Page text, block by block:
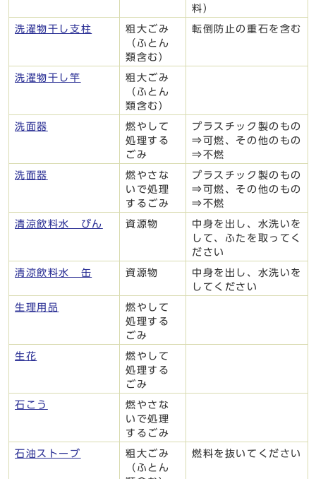
料）
洗濯物干し支柱
粗大ごみ
（ふとん
類含む）
転倒防止の重石を含む
洗濯物干し竿
粗大ごみ
（ふとん
類含む）
洗面器
燃やして
処理する
ごみ
プラスチック製のもの
⇒可燃、その他のもの
⇒不燃
洗面器
燃やさな
いで処理
するごみ
プラスチック製のもの
⇒可燃、その他のもの
⇒不燃
清涼飲料水 びん 資源物
中身を出し、水洗いを
して、ふたを取ってく
ださい
清涼飲料水 缶 資源物
中身を出し、水洗いを
してください
生理用品
燃やして
処理する
ごみ
生花
燃やして
処理する
ごみ
石こう
燃やさな
いで処理
するごみ
石油ストーブ
粗大ごみ
（ふとん
燃料を抜いてください